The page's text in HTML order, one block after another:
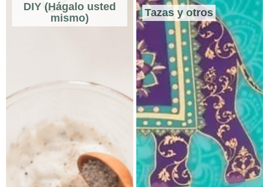
DIY (Hágalo usted
mismo)
Tazas y otros